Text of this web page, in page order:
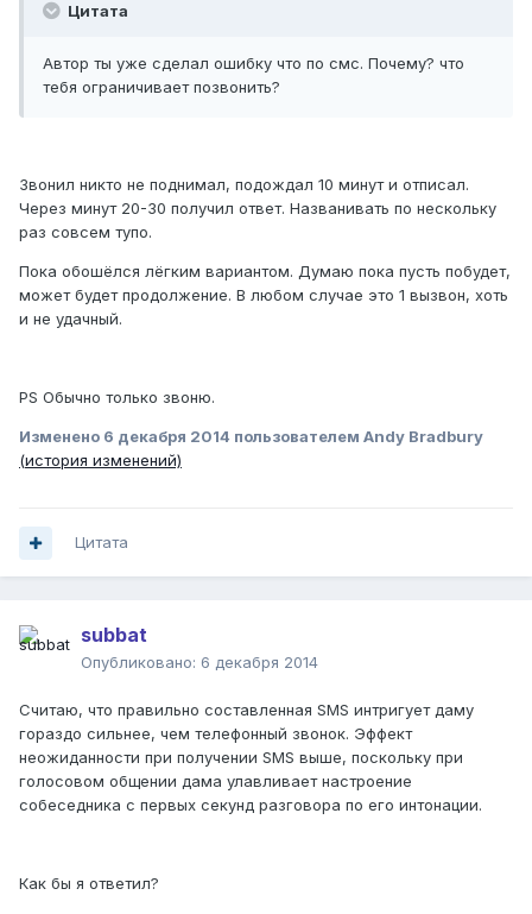
Цитата
Автор ты уже сделал ошибку что по смс. Почему? что
тебя ограничивает позвонить?
Звонил никто не поднимал, подождал 10 минут и отписал.
Через минут 20-30 получил ответ. Названивать по нескольку
раз совсем тупо.
Пока обошёлся лёгким вариантом. Думаю пока пусть побудет,
может будет продолжение. В любом случае это 1 вызвон, хоть
и не удачный.
PS Обычно только звоню.
Изменено 6 декабря 2014 пользователем Andy Bradbury
(история изменений)
Цитата
subbat
Опубликовано: 6 декабря 2014
Считаю, что правильно составленная SMS интригует даму
гораздо сильнее, чем телефонный звонок. Эффект
неожиданности при получении SMS выше, поскольку при
голосовом общении дама улавливает настроение
собеседника с первых секунд разговора по его интонации.
Как бы я ответил?